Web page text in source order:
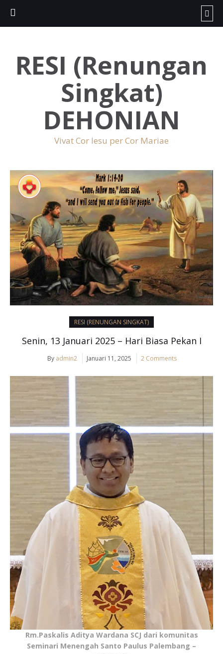
RESI (Renungan
Singkat)
DEHONIAN
Vivat Cor Iesu per Cor Mariae
RESI (RENUNGAN SINGKAT)
Senin, 13 Januari 2025 – Hari Biasa Pekan I
By admin2 Januari 11, 2025 2 Comments
Rm.Paskalis Aditya Wardana SCJ dari komunitas
Seminari Menengah Santo Paulus Palembang –